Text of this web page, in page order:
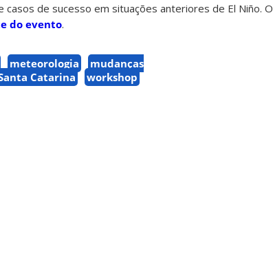
de sucesso em situações anteriores de El Niño. O
do evento.
meteorologia
mudanças
Catarina workshop